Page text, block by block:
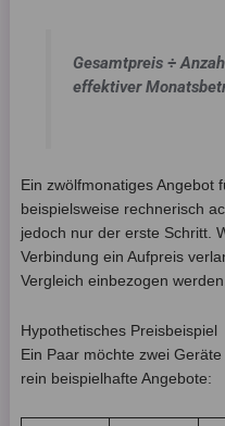
Gesamtpreis ÷
effektiver
Ein zwölfmonatiges Angebot
beispielsweise rechnerisch
jedoch nur der erste Schritt.
Verbindung ein Aufpreis
Vergleich einbezogen werden.
Hypothetisches Preisbeispiel
Ein Paar möchte zwei
rein beispielhafte Angebote: